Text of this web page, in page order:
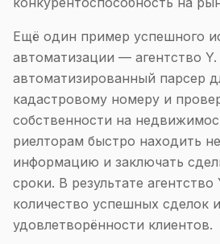
Ещё один пример успешного
автоматизации — агентство
автоматизированный парсер
кадастровому номеру и
собственности на
риелторам быстро находить
информацию и заключать
сроки. В результате агентство
количество успешных сделок
удовлетворённости клиентов.